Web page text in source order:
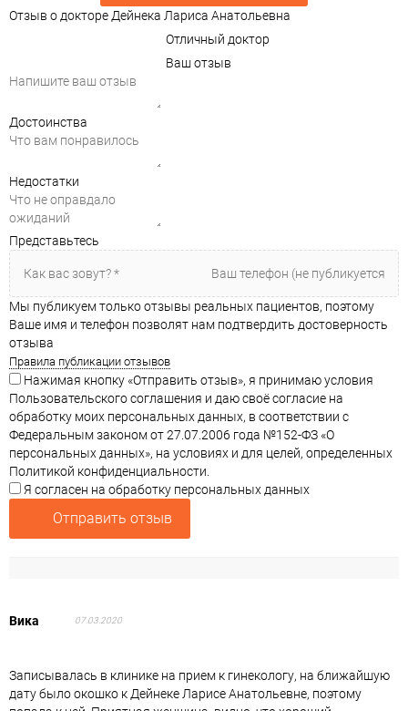
Отзыв о докторе Дейнека Лариса Анатольевна
Отличный доктор
Ваш отзыв
Достоинства
Недостатки
Представьтесь
Мы публикуем только отзывы реальных пациентов, поэтому
Ваше имя и телефон позволят нам подтвердить достоверность
отзыва
Правила публикации отзывов
Нажимая кнопку «Отправить отзыв», я принимаю условия
Пользовательского соглашения и даю своё согласие на
обработку моих персональных данных, в соответствии с
Федеральным законом от 27.07.2006 года №152-ФЗ «О
персональных данных», на условиях и для целей, определенных
Политикой конфиденциальности.
Я согласен на обработку персональных данных
Отправить отзыв
Вика 07.03.2020
Записывалась в клинике на прием к гинекологу, на ближайшую
дату было окошко к Дейнеке Ларисе Анатольевне, поэтому